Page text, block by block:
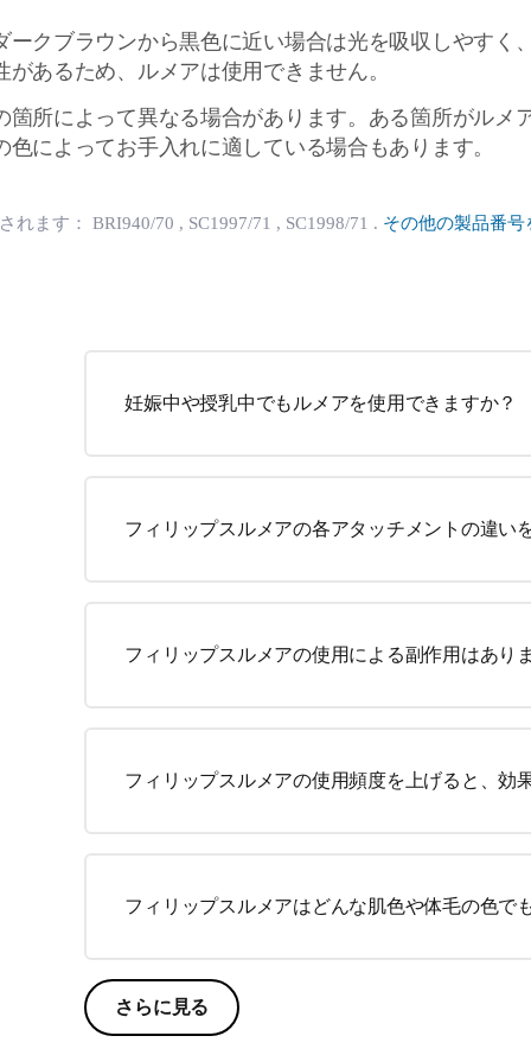
ークブラウンから黒色に近い場合は光を吸収しやすく
あるため、ルメアは使用できません。
箇所によって異なる場合があります。ある箇所がルメ
によってお手入れに適している場合もあります。
れます： BRI940/70 , SC1997/71 , SC1998/71 . その他の製品番
妊娠中や授乳中でもルメアを使用できますか？
フィリップスルメアの各アタッチメントの違い
フィリップスルメアの使用による副作用はあり
フィリップスルメアの使用頻度を上げると、効
フィリップスルメアはどんな肌色や体毛の色で
さらに見る